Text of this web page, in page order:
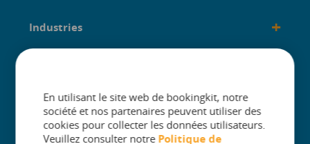
Industries +
En utilisant le site web de bookingkit, notre
société et nos partenaires peuvent utiliser des
cookies pour collecter les données utilisateurs.
Veuillez consulter notre Politique de